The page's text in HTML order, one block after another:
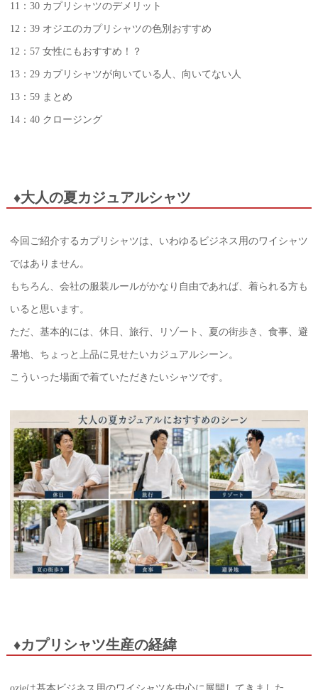
11：30 カプリシャツのデメリット
12：39 オジエのカプリシャツの色別おすすめ
12：57 女性にもおすすめ！？
13：29 カプリシャツが向いている人、向いてない人
13：59 まとめ
14：40 クロージング
♦大人の夏カジュアルシャツ
今回ご紹介するカプリシャツは、いわゆるビジネス用のワイシャツ
ではありません。
もちろん、会社の服装ルールがかなり自由であれば、着られる方も
いると思います。
ただ、基本的には、休日、旅行、リゾート、夏の街歩き、食事、避
暑地、ちょっと上品に見せたいカジュアルシーン。
こういった場面で着ていただきたいシャツです。
♦カプリシャツ生産の経緯